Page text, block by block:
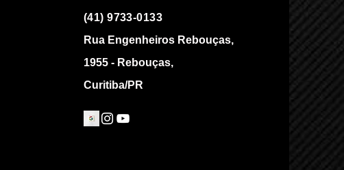
(41) 9733-0133
Rua Engenheiros Rebouças,
1955 - Rebouças,
Curitiba/PR